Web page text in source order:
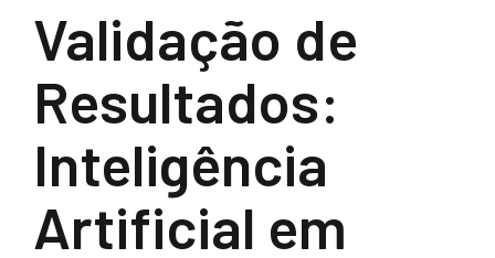
Validação de
Resultados:
Inteligência
Artificial em